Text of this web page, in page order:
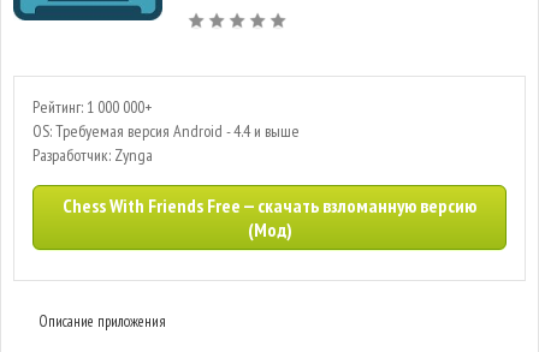
Рейтинг: 1 000 000+
OS: Требуемая версия Android - 4.4 и выше
Разработчик: Zynga
Chess With Friends Free — скачать взломанную версию
(Мод)
Описание приложения